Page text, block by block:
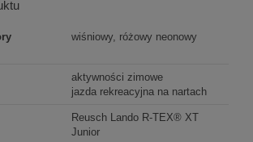
wiśniowy, różowy neonowy
aktywności zimowe
jazda rekreacyjna na nartach
Reusch Lando R-TEX® XT
Junior